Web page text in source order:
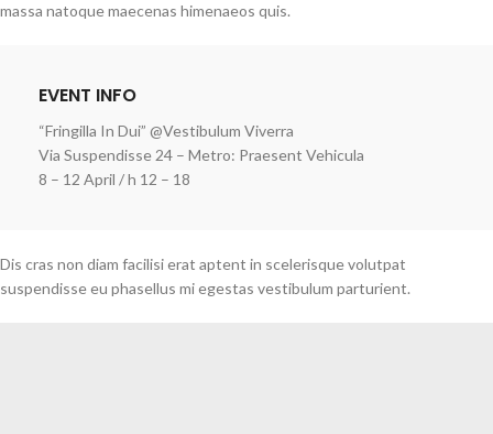
massa natoque maecenas himenaeos quis.
EVENT INFO
“Fringilla In Dui” @Vestibulum Viverra
Via Suspendisse 24 – Metro: Praesent Vehicula
8 – 12 April / h 12 – 18
Dis cras non diam facilisi erat aptent in scelerisque volutpat
suspendisse eu phasellus mi egestas vestibulum parturient.